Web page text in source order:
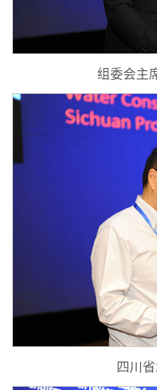
组委会主
四川